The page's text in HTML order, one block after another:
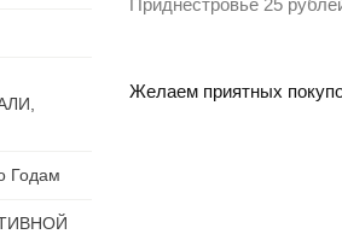
Годам
Приднестровье 25
Желаем приятных